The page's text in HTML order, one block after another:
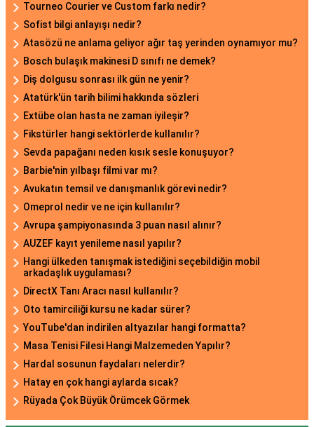
Tourneo Courier ve Custom farkı nedir?
Sofist bilgi anlayışı nedir?
Atasözü ne anlama geliyor ağır taş yerinden oynamıyor mu?
Bosch bulaşık makinesi D sınıfı ne demek?
Diş dolgusu sonrası ilk gün ne yenir?
Atatürk'ün tarih bilimi hakkında sözleri
Extübe olan hasta ne zaman iyileşir?
Fikstürler hangi sektörlerde kullanılır?
Sevda papağanı neden kısık sesle konuşuyor?
Barbie'nin yılbaşı filmi var mı?
Avukatın temsil ve danışmanlık görevi nedir?
Omeprol nedir ve ne için kullanılır?
Avrupa şampiyonasında 3 puan nasıl alınır?
AUZEF kayıt yenileme nasıl yapılır?
Hangi ülkeden tanışmak istediğini seçebildiğin mobil
arkadaşlık uygulaması?
DirectX Tanı Aracı nasıl kullanılır?
Oto tamirciliği kursu ne kadar sürer?
YouTube'dan indirilen altyazılar hangi formatta?
Masa Tenisi Filesi Hangi Malzemeden Yapılır?
Hardal sosunun faydaları nelerdir?
Hatay en çok hangi aylarda sıcak?
Rüyada Çok Büyük Örümcek Görmek